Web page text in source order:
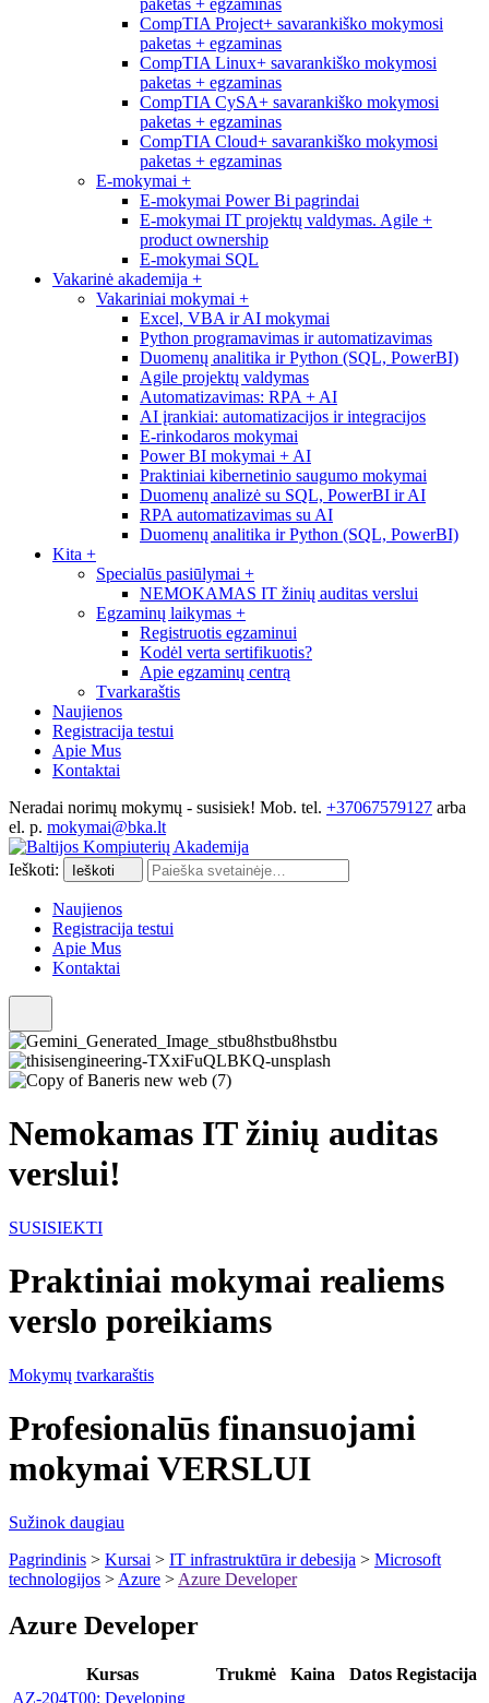
paketas + egzaminas
CompTIA Project+ savarankiško mokymosi
paketas + egzaminas
CompTIA Linux+ savarankiško mokymosi
paketas + egzaminas
CompTIA CySA+ savarankiško mokymosi
paketas + egzaminas
CompTIA Cloud+ savarankiško mokymosi
paketas + egzaminas
E-mokymai +
E-mokymai Power Bi pagrindai
E-mokymai IT projektų valdymas. Agile +
product ownership
E-mokymai SQL
Vakarinė akademija +
Vakariniai mokymai +
Excel, VBA ir AI mokymai
Python programavimas ir automatizavimas
Duomenų analitika ir Python (SQL, PowerBI)
Agile projektų valdymas
Automatizavimas: RPA + AI
AI įrankiai: automatizacijos ir integracijos
E-rinkodaros mokymai
Power BI mokymai + AI
Praktiniai kibernetinio saugumo mokymai
Duomenų analizė su SQL, PowerBI ir AI
RPA automatizavimas su AI
Duomenų analitika ir Python (SQL, PowerBI)
Kita +
Specialūs pasiūlymai +
NEMOKAMAS IT žinių auditas verslui
Egzaminų laikymas +
Registruotis egzaminui
Kodėl verta sertifikuotis?
Apie egzaminų centrą
Tvarkaraštis
Naujienos
Registracija testui
Apie Mus
Kontaktai
Neradai norimų mokymų - susisiek! Mob. tel. +37067579127 arba
el. p. mokymai@bka.lt
Ieškoti: Ieškoti
Naujienos
Registracija testui
Apie Mus
Kontaktai
Nemokamas IT žinių auditas
verslui!
SUSISIEKTI
Praktiniai mokymai realiems
verslo poreikiams
Mokymų tvarkaraštis
Profesionalūs finansuojami
mokymai VERSLUI
Sužinok daugiau
Pagrindinis > Kursai > IT infrastruktūra ir debesija > Microsoft
technologijos > Azure > Azure Developer
Azure Developer
Kursas Trukmė Kaina Datos Registacija
AZ-204T00: Developing